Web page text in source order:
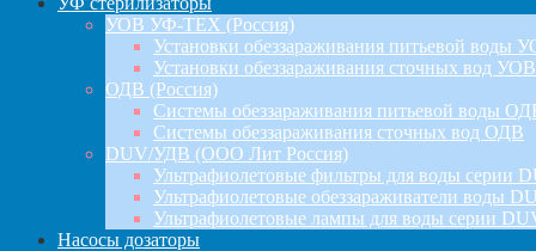
УОВ УФ-ТЕХ (Россия)
Установки обеззараживания питьевой воды
Установки обеззараживания сточных вод УОВ
ОДВ (Россия)
Системы обеззараживания питьевой воды
Системы обеззараживания сточных вод ОДВ
DUV/УДВ (ООО Лит Россия)
Ультрафиолетовые фильтры для воды серии
Ультрафиолетовые обеззараживатели воды
Ультрафиолетовые лампы для воды серии
Насосы дозаторы